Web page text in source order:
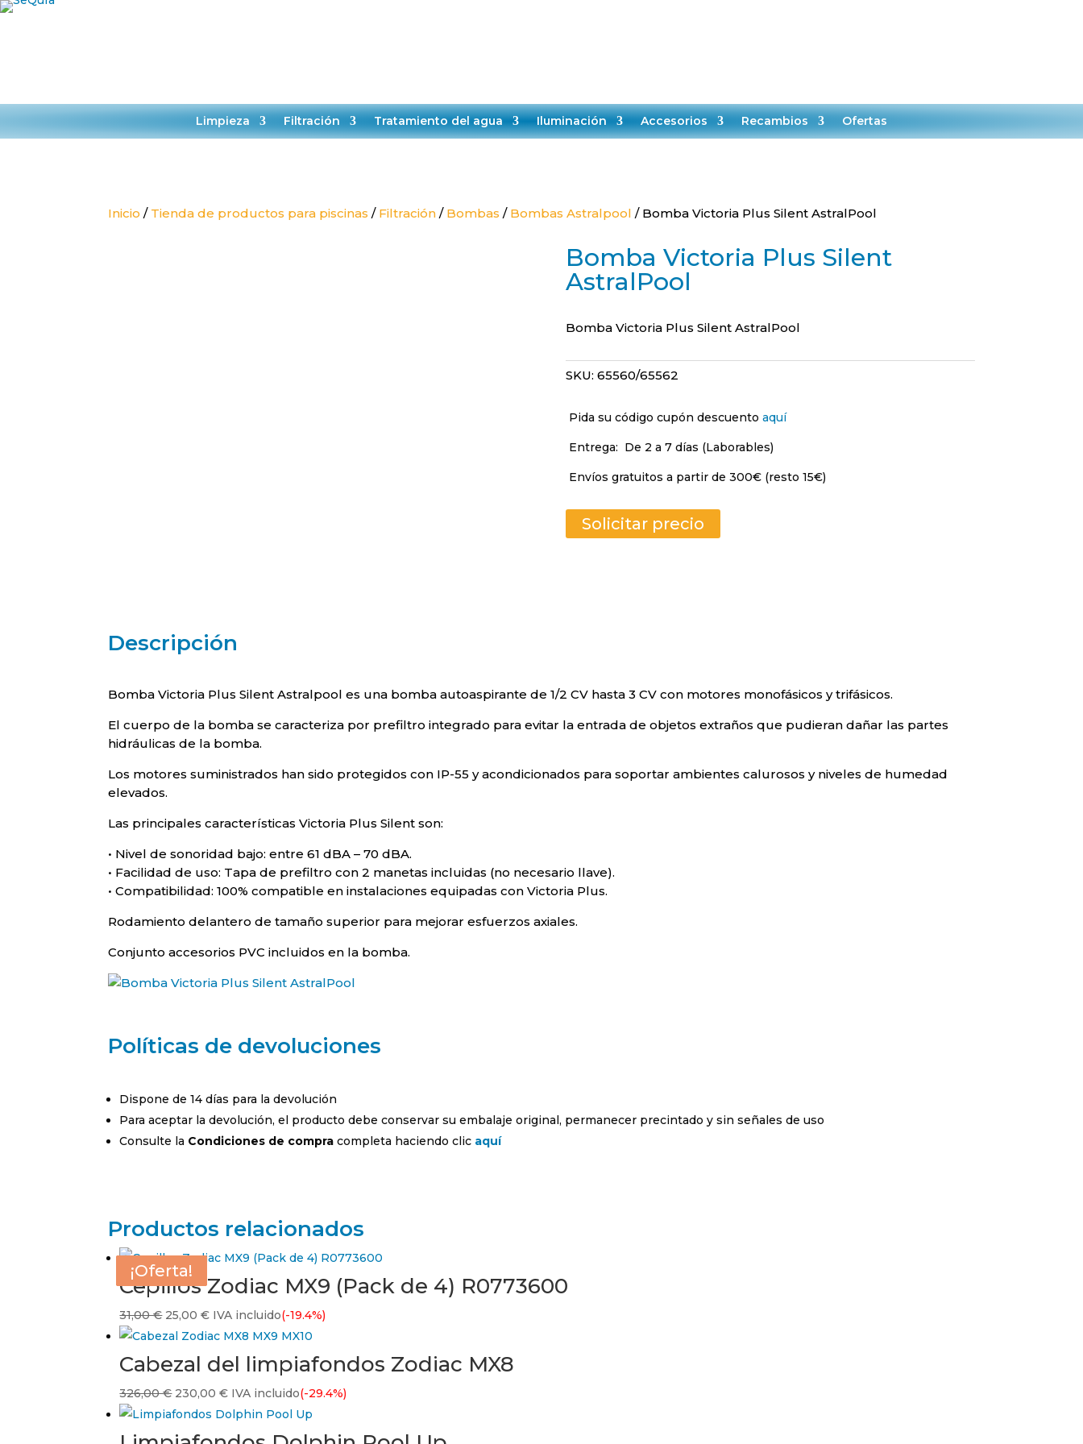
Limpieza Filtración Tratamiento del agua Iluminación Accesorios Recambios Ofertas
Inicio / Tienda de productos para piscinas / Filtración / Bombas / Bombas Astralpool / Bomba Victoria Plus Silent AstralPool
Bomba Victoria Plus Silent
AstralPool
Bomba Victoria Plus Silent AstralPool
SKU: 65560/65562
Pida su código cupón descuento aquí
Entrega: De 2 a 7 días (Laborables)
Envíos gratuitos a partir de 300€ (resto 15€)
Solicitar precio
Descripción
Bomba Victoria Plus Silent Astralpool es una bomba autoaspirante de 1/2 CV hasta 3 CV con motores monofásicos y trifásicos.
El cuerpo de la bomba se caracteriza por prefiltro integrado para evitar la entrada de objetos extraños que pudieran dañar las partes
hidráulicas de la bomba.
Los motores suministrados han sido protegidos con IP-55 y acondicionados para soportar ambientes calurosos y niveles de humedad
elevados.
Las principales características Victoria Plus Silent son:
• Nivel de sonoridad bajo: entre 61 dBA – 70 dBA.
• Facilidad de uso: Tapa de prefiltro con 2 manetas incluidas (no necesario llave).
• Compatibilidad: 100% compatible en instalaciones equipadas con Victoria Plus.
Rodamiento delantero de tamaño superior para mejorar esfuerzos axiales.
Conjunto accesorios PVC incluidos en la bomba.
Políticas de devoluciones
Dispone de 14 días para la devolución
Para aceptar la devolución, el producto debe conservar su embalaje original, permanecer precintado y sin señales de uso
Consulte la Condiciones de compra completa haciendo clic aquí
Productos relacionados
¡Oferta!
Cepillos Zodiac MX9 (Pack de 4) R0773600
31,00€ El
precio
original
31,00 €.
25,00€El
precio
actual
25,00 €.
IVA incluido(-19.4%)
¡Oferta!
Cabezal del limpiafondos Zodiac MX8
326,00€ El
precio
original
230,00€El
precio
actual
IVA incluido(-29.4%)
¡Oferta!
¡Oferta!